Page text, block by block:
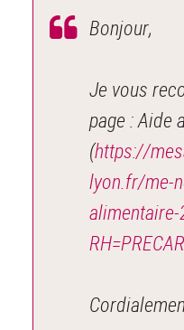
Bonjour,
Je vous
page : Aide
(https://
lyon.fr/me-
alimentaire-